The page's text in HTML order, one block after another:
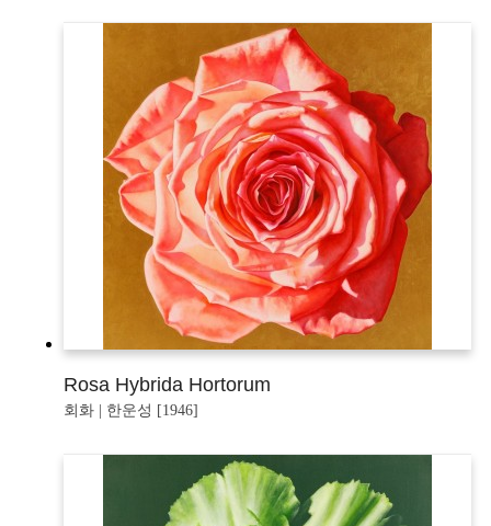
Rosa Hybrida Hortorum
회화 | 한운성 [1946]